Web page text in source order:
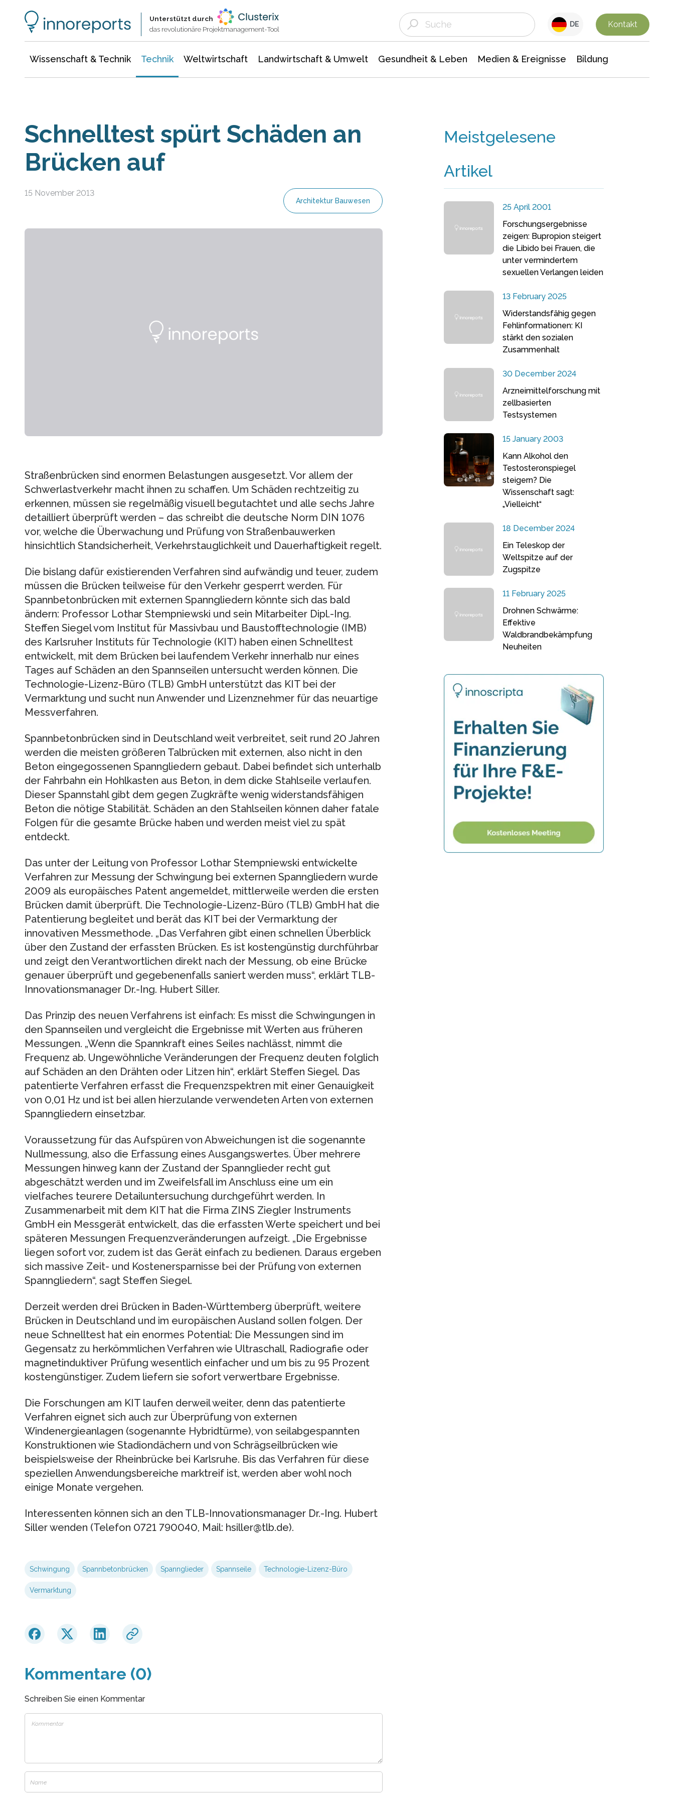
Unterstützt durch
das revolutionäre Projektmanagement-Tool
DE Kontakt
Wissenschaft & Technik Technik Weltwirtschaft Landwirtschaft & Umwelt Gesundheit & Leben Medien & Ereignisse Bildung
Schnelltest spürt Schäden an
Brücken auf
15 November 2013
Architektur Bauwesen
Straßenbrücken sind enormen Belastungen ausgesetzt. Vor allem der
Schwerlastverkehr macht ihnen zu schaffen. Um Schäden rechtzeitig zu
erkennen, müssen sie regelmäßig visuell begutachtet und alle sechs Jahre
detailliert überprüft werden – das schreibt die deutsche Norm DIN 1076
vor, welche die Überwachung und Prüfung von Straßenbauwerken
hinsichtlich Standsicherheit, Verkehrstauglichkeit und Dauerhaftigkeit regelt.
Die bislang dafür existierenden Verfahren sind aufwändig und teuer, zudem
müssen die Brücken teilweise für den Verkehr gesperrt werden. Für
Spannbetonbrücken mit externen Spanngliedern könnte sich das bald
ändern: Professor Lothar Stempniewski und sein Mitarbeiter Dipl.-Ing.
Steffen Siegel vom Institut für Massivbau und Baustofftechnologie (IMB)
des Karlsruher Instituts für Technologie (KIT) haben einen Schnelltest
entwickelt, mit dem Brücken bei laufendem Verkehr innerhalb nur eines
Tages auf Schäden an den Spannseilen untersucht werden können. Die
Technologie-Lizenz-Büro (TLB) GmbH unterstützt das KIT bei der
Vermarktung und sucht nun Anwender und Lizenznehmer für das neuartige
Messverfahren.
Spannbetonbrücken sind in Deutschland weit verbreitet, seit rund 20 Jahren
werden die meisten größeren Talbrücken mit externen, also nicht in den
Beton eingegossenen Spanngliedern gebaut. Dabei befindet sich unterhalb
der Fahrbahn ein Hohlkasten aus Beton, in dem dicke Stahlseile verlaufen.
Dieser Spannstahl gibt dem gegen Zugkräfte wenig widerstandsfähigen
Beton die nötige Stabilität. Schäden an den Stahlseilen können daher fatale
Folgen für die gesamte Brücke haben und werden meist viel zu spät
entdeckt.
Das unter der Leitung von Professor Lothar Stempniewski entwickelte
Verfahren zur Messung der Schwingung bei externen Spanngliedern wurde
2009 als europäisches Patent angemeldet, mittlerweile werden die ersten
Brücken damit überprüft. Die Technologie-Lizenz-Büro (TLB) GmbH hat die
Patentierung begleitet und berät das KIT bei der Vermarktung der
innovativen Messmethode. „Das Verfahren gibt einen schnellen Überblick
über den Zustand der erfassten Brücken. Es ist kostengünstig durchführbar
und zeigt den Verantwortlichen direkt nach der Messung, ob eine Brücke
genauer überprüft und gegebenenfalls saniert werden muss“, erklärt TLB-
Innovationsmanager Dr.-Ing. Hubert Siller.
Das Prinzip des neuen Verfahrens ist einfach: Es misst die Schwingungen in
den Spannseilen und vergleicht die Ergebnisse mit Werten aus früheren
Messungen. „Wenn die Spannkraft eines Seiles nachlässt, nimmt die
Frequenz ab. Ungewöhnliche Veränderungen der Frequenz deuten folglich
auf Schäden an den Drähten oder Litzen hin“, erklärt Steffen Siegel. Das
patentierte Verfahren erfasst die Frequenzspektren mit einer Genauigkeit
von 0,01 Hz und ist bei allen hierzulande verwendeten Arten von externen
Spanngliedern einsetzbar.
Voraussetzung für das Aufspüren von Abweichungen ist die sogenannte
Nullmessung, also die Erfassung eines Ausgangswertes. Über mehrere
Messungen hinweg kann der Zustand der Spannglieder recht gut
abgeschätzt werden und im Zweifelsfall im Anschluss eine um ein
vielfaches teurere Detailuntersuchung durchgeführt werden. In
Zusammenarbeit mit dem KIT hat die Firma ZINS Ziegler Instruments
GmbH ein Messgerät entwickelt, das die erfassten Werte speichert und bei
späteren Messungen Frequenzveränderungen aufzeigt. „Die Ergebnisse
liegen sofort vor, zudem ist das Gerät einfach zu bedienen. Daraus ergeben
sich massive Zeit- und Kostenersparnisse bei der Prüfung von externen
Spanngliedern“, sagt Steffen Siegel.
Derzeit werden drei Brücken in Baden-Württemberg überprüft, weitere
Brücken in Deutschland und im europäischen Ausland sollen folgen. Der
neue Schnelltest hat ein enormes Potential: Die Messungen sind im
Gegensatz zu herkömmlichen Verfahren wie Ultraschall, Radiografie oder
magnetinduktiver Prüfung wesentlich einfacher und um bis zu 95 Prozent
kostengünstiger. Zudem liefern sie sofort verwertbare Ergebnisse.
Die Forschungen am KIT laufen derweil weiter, denn das patentierte
Verfahren eignet sich auch zur Überprüfung von externen
Windenergieanlagen (sogenannte Hybridtürme), von seilabgespannten
Konstruktionen wie Stadiondächern und von Schrägseilbrücken wie
beispielsweise der Rheinbrücke bei Karlsruhe. Bis das Verfahren für diese
speziellen Anwendungsbereiche marktreif ist, werden aber wohl noch
einige Monate vergehen.
Interessenten können sich an den TLB-Innovationsmanager Dr.-Ing. Hubert
Siller wenden (Telefon 0721 790040, Mail: hsiller@tlb.de).
Schwingung Spannbetonbrücken Spannglieder Spannseile Technologie-Lizenz-Büro
Vermarktung
Kommentare (0)
Schreiben Sie einen Kommentar
Meistgelesene
Artikel
25 April 2001
Forschungsergebnisse
zeigen: Bupropion steigert
die Libido bei Frauen, die
unter vermindertem
sexuellen Verlangen leiden
13 February 2025
Widerstandsfähig gegen
Fehlinformationen: KI
stärkt den sozialen
Zusammenhalt
30 December 2024
Arzneimittelforschung mit
zellbasierten
Testsystemen
15 January 2003
Kann Alkohol den
Testosteronspiegel
steigern? Die
Wissenschaft sagt:
„Vielleicht“
18 December 2024
Ein Teleskop der
Weltspitze auf der
Zugspitze
11 February 2025
Drohnen Schwärme:
Effektive
Waldbrandbekämpfung
Neuheiten